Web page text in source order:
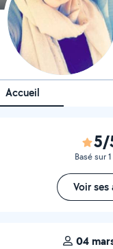
Accueil
5/
Basé sur
Voir ses
04